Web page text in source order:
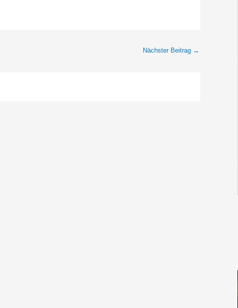
Nächster Beitrag →